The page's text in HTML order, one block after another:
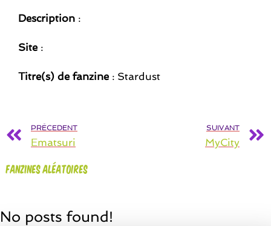
Description :
Site :
Titre(s) de fanzine : Stardust
PRÉCEDENT
Ematsuri
SUIVANT
MyCity
Fanzines aléatoires
No posts found!